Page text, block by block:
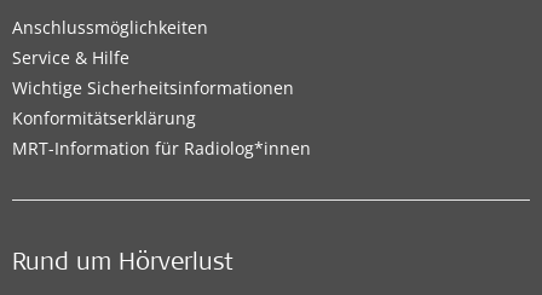
Anschlussmöglichkeiten
Service & Hilfe
Wichtige Sicherheitsinformationen
Konformitätserklärung
MRT-Information für Radiolog*innen
Rund um Hörverlust